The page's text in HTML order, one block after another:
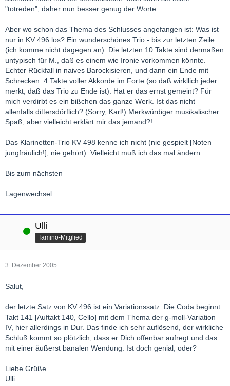
"totreden", daher nun besser genug der Worte.
Aber wo schon das Thema des Schlusses angefangen ist: Was ist
nur in KV 496 los? Ein wunderschönes Trio - bis zur letzten Zeile
(ich komme nicht dagegen an): Die letzten 10 Takte sind dermaßen
untypisch für M., daß es einem wie Ironie vorkommen könnte.
Echter Rückfall in naives Barockisieren, und dann ein Ende mit
Schrecken: 4 Takte voller Akkorde im Forte (so daß wirkllich jeder
merkt, daß das Trio zu Ende ist). Hat er das ernst gemeint? Für
mich verdirbt es ein bißchen das ganze Werk. Ist das nicht
allenfalls dittersdörflich? (Sorry, Karl!) Merkwürdiger musikalischer
Spaß, aber vielleicht erklärt mir das jemand?!
Das Klarinetten-Trio KV 498 kenne ich nicht (nie gespielt [Noten
jungfräulich!], nie gehört). Vielleicht muß ich das mal ändern.
Bis zum nächsten
Lagenwechsel
Online Ulli
Tamino-Mitglied
3. Dezember 2005
Salut,
der letzte Satz von KV 496 ist ein Variationssatz. Die Coda beginnt
Takt 141 [Auftakt 140, Cello] mit dem Thema der g-moll-Variation
IV, hier allerdings in Dur. Das finde ich sehr auflösend, der wirkliche
Schluß kommt so plötzlich, dass er Dich offenbar aufregt und das
mit einer äußerst banalen Wendung. Ist doch genial, oder?
Liebe Grüße
Ulli